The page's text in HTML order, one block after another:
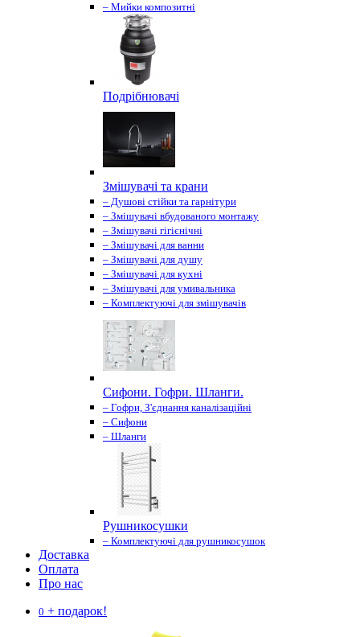
– Мийки композитні
Подрібнювачі
Змішувачі та крани
– Душові стійки та гарнітури
– Змішувачі вбудованого монтажу
– Змішувачі гігієнічні
– Змішувачі для ванни
– Змішувачі для душу
– Змішувачі для кухні
– Змішувачі для умивальника
– Комплектуючі для змішувачів
Сифони. Гофри. Шланги.
– Гофри, З'єднання каналізаційні
– Сифони
– Шланги
Рушникосушки
– Комплектуючі для рушникосушок
Доставка
Оплата
Про нас
0 + подарок!